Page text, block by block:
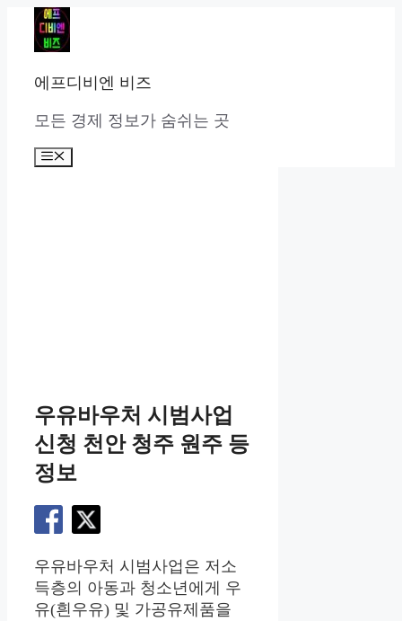
에프디비엔 비즈
모든 경제 정보가 숨쉬는 곳
메
우유바우처 시범사업
신청 천안 청주 원주 등
정보
우유바우처 시범사업은 저소
득층의 아동과 청소년에게 우
유(흰우유) 및 가공유제품을